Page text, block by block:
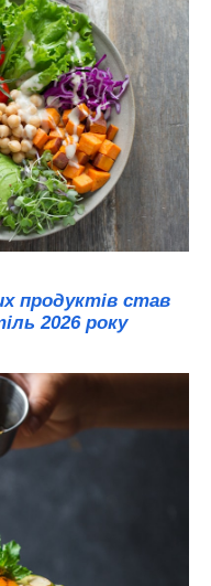
продуктів став
2026 року